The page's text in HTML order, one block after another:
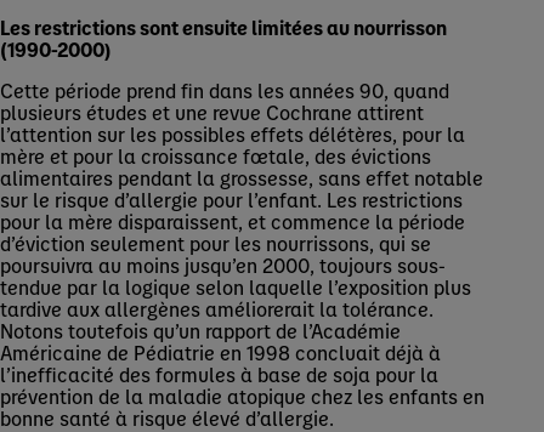
Les restrictions sont ensuite limitées au nourrisson
(1990-2000)
Cette période prend fin dans les années 90, quand
plusieurs études et une revue Cochrane attirent
l’attention sur les possibles effets délétères, pour la
mère et pour la croissance fœtale, des évictions
alimentaires pendant la grossesse, sans effet notable
sur le risque d’allergie pour l’enfant. Les restrictions
pour la mère disparaissent, et commence la période
d’éviction seulement pour les nourrissons, qui se
poursuivra au moins jusqu’en 2000, toujours sous-
tendue par la logique selon laquelle l’exposition plus
tardive aux allergènes améliorerait la tolérance.
Notons toutefois qu’un rapport de l’Académie
Américaine de Pédiatrie en 1998 concluait déjà à
l’inefficacité des formules à base de soja pour la
prévention de la maladie atopique chez les enfants en
bonne santé à risque élevé d’allergie.